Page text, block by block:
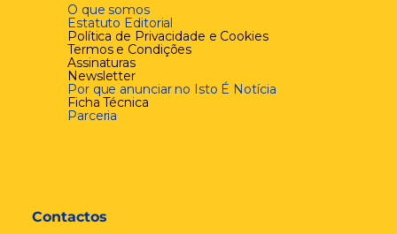
O que somos
Estatuto Editorial
Política de Privacidade e Cookies
Termos e Condições
Assinaturas
Newsletter
Por que anunciar no Isto É Notícia
Ficha Técnica
Parceria
Contactos